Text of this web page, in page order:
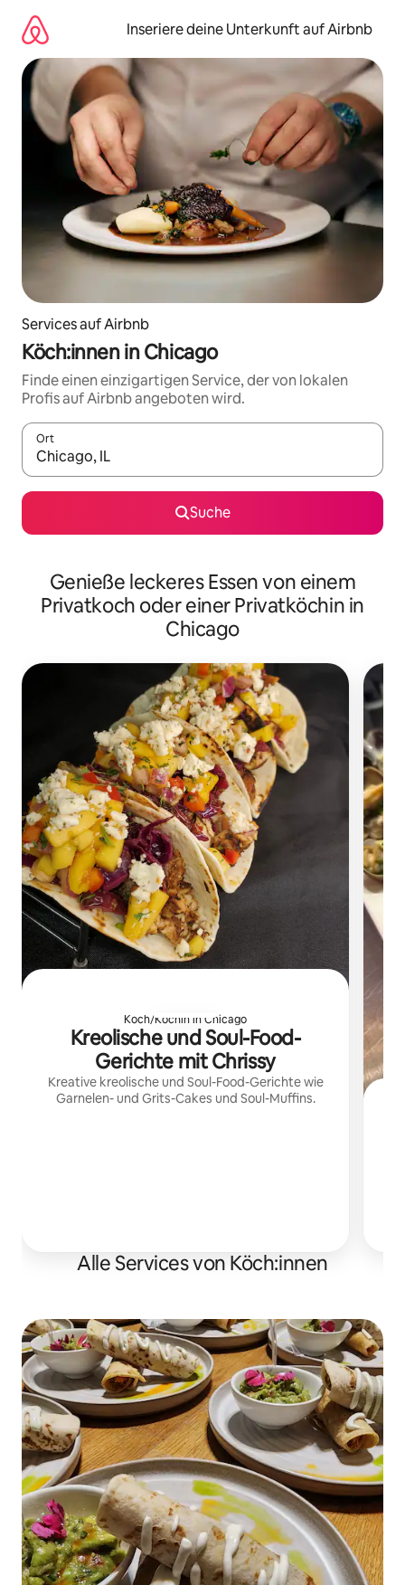
Inhalten
springen
Inseriere deine Unterkunft auf Airbnb
Services auf Airbnb
Köch:innen in Chicago
Finde einen einzigartigen Service, der von lokalen
Profis auf Airbnb angeboten wird.
Ort
Wenn Ergebnisse verfügbar sind, navigiere mit den
Suche
Genieße leckeres Essen von einem
Privatkoch oder einer Privatköchin in
Chicago
Koch/Köchin in Chicago
Kreolische und Soul-Food-
Gerichte mit Chrissy
Kreative kreolische und Soul-Food-Gerichte wie
Garnelen- und Grits-Cakes und Soul-Muffins.
Alle Services von Köch:innen